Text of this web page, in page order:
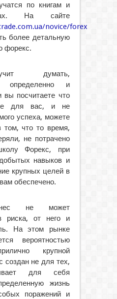
по книгам и
На сайте
novice/forex
более детальную
форекс.
думать,
определенно и
вы посчитаете что
для вас, и не
успеха, можете
том, что то время,
не потрачено
Форекс, при
навыков и
крупных целей в
обеспечено.
не может
риска, от него и
На этом рынке
вероятностью
крупной
создан не для тех,
для себя
жизнь
поражений и